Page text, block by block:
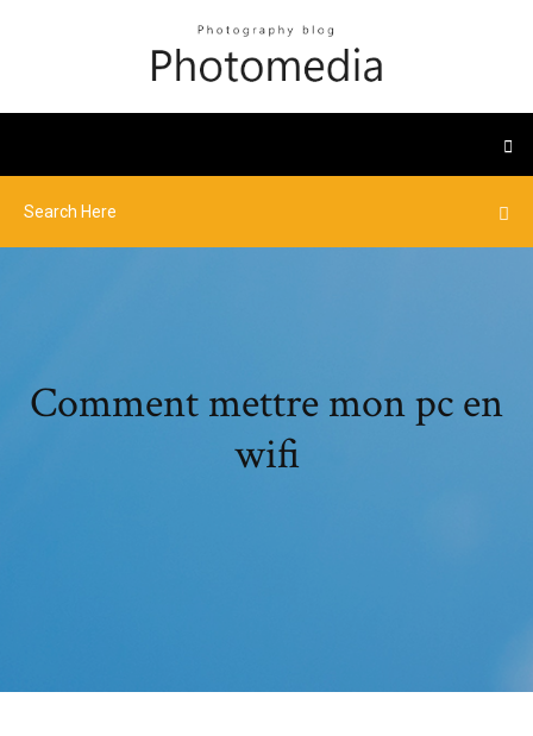
Comment mettre mon pc en
wifi